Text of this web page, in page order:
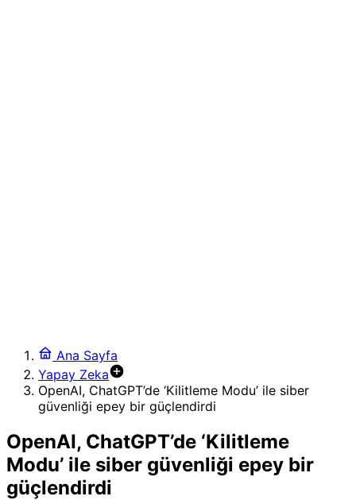
Ana Sayfa
Yapay Zeka
OpenAI, ChatGPT’de ‘Kilitleme Modu’ ile siber
güvenliği epey bir güçlendirdi
OpenAI, ChatGPT’de ‘Kilitleme
Modu’ ile siber güvenliği epey bir
güçlendirdi